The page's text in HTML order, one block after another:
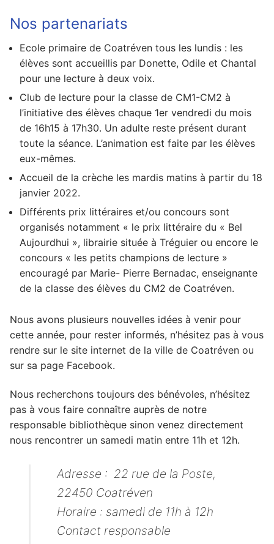
Nos partenariats
Ecole primaire de Coatréven tous les lundis : les
élèves sont accueillis par Donette, Odile et Chantal
pour une lecture à deux voix.
Club de lecture pour la classe de CM1-CM2 à
l’initiative des élèves chaque 1er vendredi du mois
de 16h15 à 17h30. Un adulte reste présent durant
toute la séance. L’animation est faite par les élèves
eux-mêmes.
Accueil de la crèche les mardis matins à partir du 18
janvier 2022.
Différents prix littéraires et/ou concours sont
organisés notamment « le prix littéraire du « Bel
Aujourdhui », librairie située à Tréguier ou encore le
concours « les petits champions de lecture »
encouragé par Marie- Pierre Bernadac, enseignante
de la classe des élèves du CM2 de Coatréven.
Nous avons plusieurs nouvelles idées à venir pour
cette année, pour rester informés, n’hésitez pas à vous
rendre sur le site internet de la ville de Coatréven ou
sur sa page Facebook.
Nous recherchons toujours des bénévoles, n’hésitez
pas à vous faire connaître auprès de notre
responsable bibliothèque sinon venez directement
nous rencontrer un samedi matin entre 11h et 12h.
Adresse : 22 rue de la Poste,
22450 Coatréven
Horaire : samedi de 11h à 12h
Contact responsable